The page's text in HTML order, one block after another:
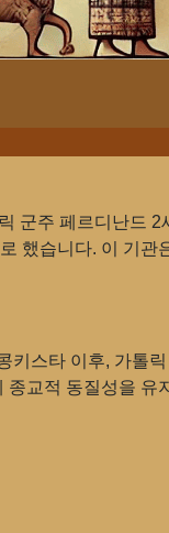
군주 페르디난드
했습니다. 이 기관
스타 이후, 가톨
교적 동질성을 유